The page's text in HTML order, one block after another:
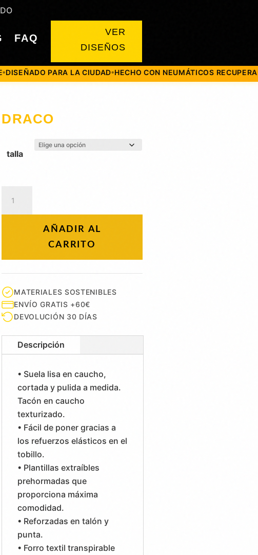
FAQ
VER
DISEÑOS
PARA LA CIUDAD ●HECHO CON NEUMÁTICOS RECUPERADOS ●
DRACO
talla
cantidad
AÑADIR AL
CARRITO
MATERIALES SOSTENIBLES
ENVÍO GRATIS +60€
DEVOLUCIÓN 30 DÍAS
Descripción
• Suela lisa en caucho,
cortada y pulida a medida.
Tacón en caucho
texturizado.
• Fácil de poner gracias a
los refuerzos elásticos en el
tobillo.
• Plantillas extraíbles
prehormadas que
proporciona máxima
comodidad.
• Reforzadas en talón y
punta.
• Forro textil transpirable